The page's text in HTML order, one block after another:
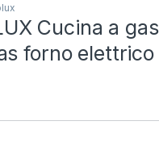
Cucina a
forno elettrico